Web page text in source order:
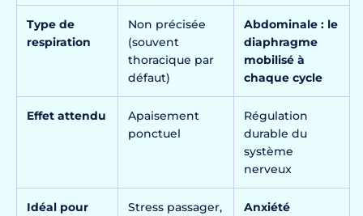
Type de
respiration
Non précisée
(souvent
thoracique par
défaut)
Abdominale : le
diaphragme
mobilisé à
chaque cycle
Effet attendu
Apaisement
ponctuel
Régulation
durable du
système
nerveux
Idéal pour
Stress passager,
Anxiété